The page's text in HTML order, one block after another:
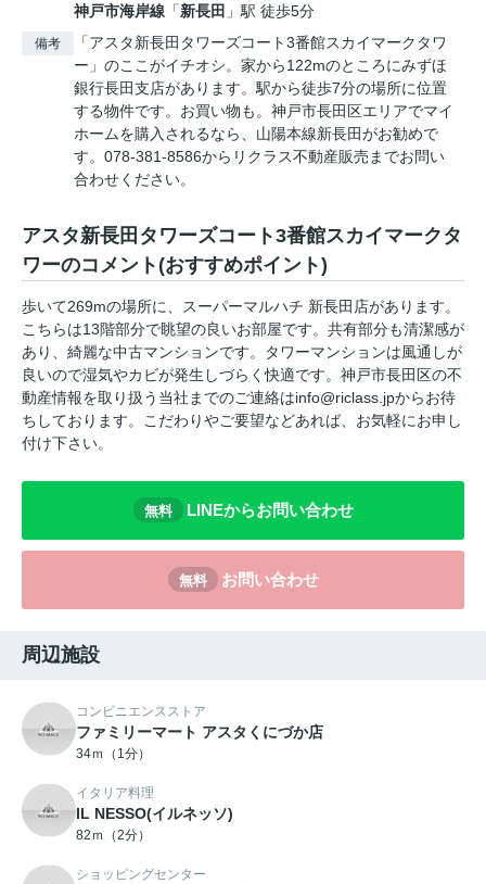
神戸市海岸線 「新長田 」駅 徒歩5分
備考
「アスタ新長田タワーズコート3番館スカイマークタワ
ー」のここがイチオシ。家から122mのところにみずほ
銀行長田支店があります。駅から徒歩7分の場所に位置
する物件です。お買い物も。神戸市長田区エリアでマイ
ホームを購入されるなら、山陽本線新長田がお勧めで
す。078-381-8586からリクラス不動産販売までお問い
合わせください。
アスタ新長田タワーズコート3番館スカイマークタ
ワーのコメント(おすすめポイント)
歩いて269mの場所に、スーパーマルハチ 新長田店があります。
こちらは13階部分で眺望の良いお部屋です。共有部分も清潔感が
あり、綺麗な中古マンションです。タワーマンションは風通しが
良いので湿気やカビが発生しづらく快適です。神戸市長田区の不
動産情報を取り扱う当社までのご連絡はinfo@riclass.jpからお待
ちしております。こだわりやご要望などあれば、お気軽にお申し
付け下さい。
無料 LINEからお問い合わせ
無料 お問い合わせ
周辺施設
コンビニエンスストア
ファミリーマート アスタくにづか店
34ｍ（1分）
イタリア料理
IL NESSO(イルネッソ)
82ｍ（2分）
ショッピングセンター